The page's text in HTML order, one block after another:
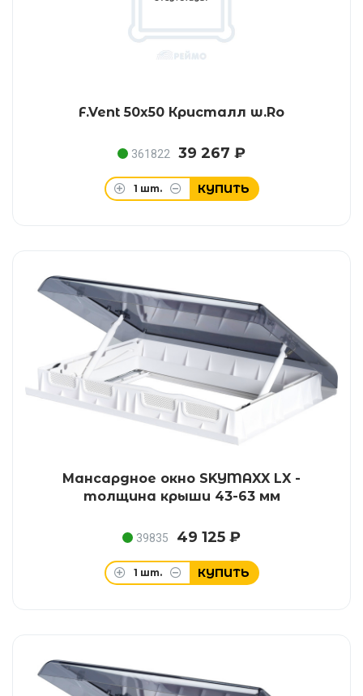
F.Vent 50x50 Кристалл w.Ro
361822 39 267 ₽
1 шт. КУПИТЬ
Мансардное окно SKYMAXX LX -
толщина крыши 43-63 мм
39835 49 125 ₽
1 шт. КУПИТЬ